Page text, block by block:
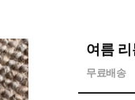
여름
무료배송